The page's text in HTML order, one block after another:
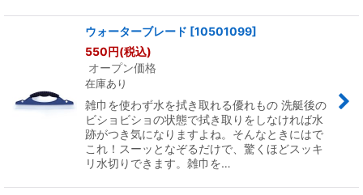
ウォーターブレード [10501099]
550円(税込)
オープン価格
在庫あり
雑巾を使わず水を拭き取れる優れもの 洗艇後の
ビショビショの状態で拭き取りをしなければ水
跡がつき気になりますよね。そんなときにはで
これ！スーッとなぞるだけで、驚くほどスッキ
リ水切りできます。雑巾を…